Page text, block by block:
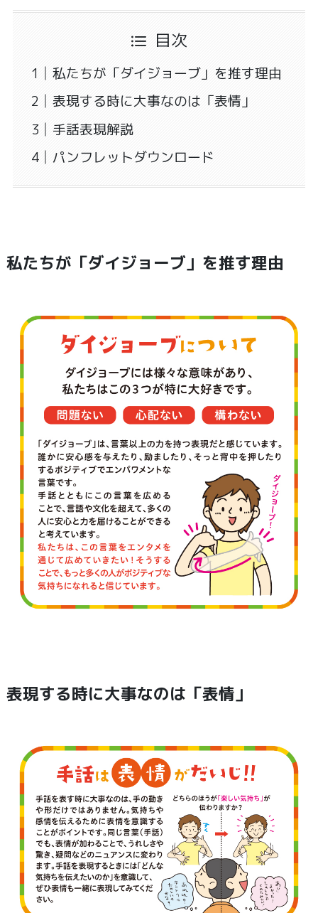
目次
私たちが「ダイジョーブ」を推す理由
表現する時に大事なのは「表情」
手話表現解説
パンフレットダウンロード
私たちが「ダイジョーブ」を推す理由
表現する時に大事なのは「表情」